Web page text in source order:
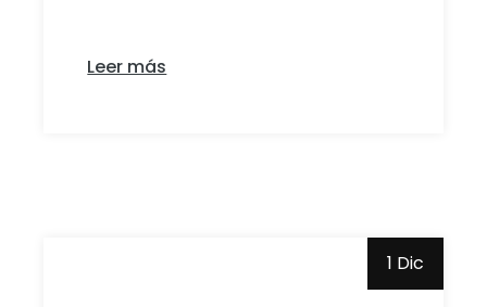
Leer más
1 Dic